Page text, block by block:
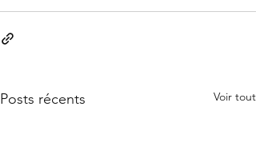
Posts récents Voir tout